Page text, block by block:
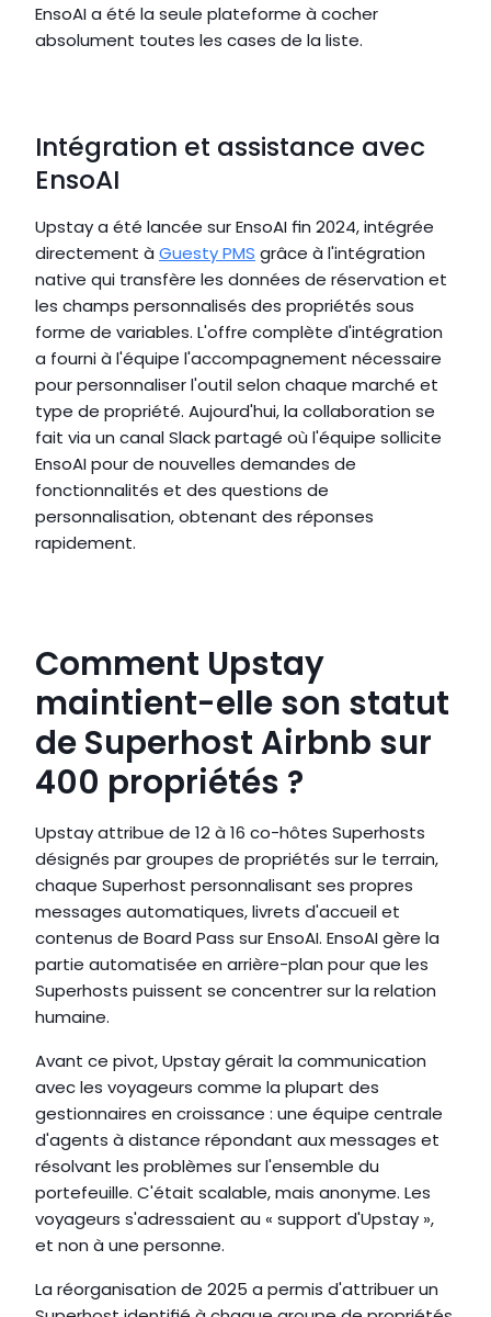
EnsoAI a été la seule plateforme à cocher
absolument toutes les cases de la liste.
Intégration et assistance avec
EnsoAI
Upstay a été lancée sur EnsoAI fin 2024, intégrée
directement à Guesty PMS grâce à l'intégration
native qui transfère les données de réservation et
les champs personnalisés des propriétés sous
forme de variables. L'offre complète d'intégration
a fourni à l'équipe l'accompagnement nécessaire
pour personnaliser l'outil selon chaque marché et
type de propriété. Aujourd'hui, la collaboration se
fait via un canal Slack partagé où l'équipe sollicite
EnsoAI pour de nouvelles demandes de
fonctionnalités et des questions de
personnalisation, obtenant des réponses
rapidement.
Comment Upstay
maintient-elle son statut
de Superhost Airbnb sur
400 propriétés ?
Upstay attribue de 12 à 16 co-hôtes Superhosts
désignés par groupes de propriétés sur le terrain,
chaque Superhost personnalisant ses propres
messages automatiques, livrets d'accueil et
contenus de Board Pass sur EnsoAI. EnsoAI gère la
partie automatisée en arrière-plan pour que les
Superhosts puissent se concentrer sur la relation
humaine.
Avant ce pivot, Upstay gérait la communication
avec les voyageurs comme la plupart des
gestionnaires en croissance : une équipe centrale
d'agents à distance répondant aux messages et
résolvant les problèmes sur l'ensemble du
portefeuille. C'était scalable, mais anonyme. Les
voyageurs s'adressaient au « support d'Upstay »,
et non à une personne.
La réorganisation de 2025 a permis d'attribuer un